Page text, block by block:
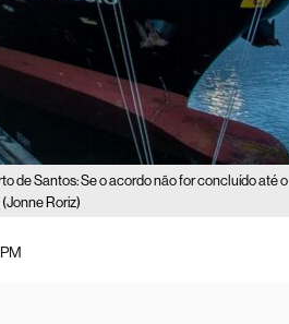
de Santos: Se o acordo não for concluído até o
(Jonne Roriz)